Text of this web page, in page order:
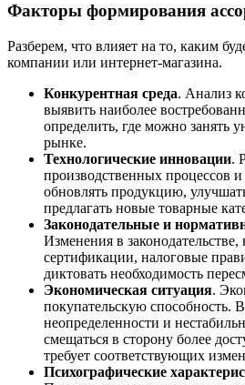
Факторы формирования
Разберем, что влияет на то, каким
компании или интернет-магазина.
Конкурентная среда. Анализ
выявить наиболее
определить, где можно занять
рынке.
Технологические инновации.
производственных процессов
обновлять продукцию,
предлагать новые товарные
Законодательные и
Изменения в
сертификации, налоговые
диктовать необходимость
Экономическая ситуация.
покупательскую способность.
неопределенности и
смещаться в сторону более
требует соответствующих
Психографические